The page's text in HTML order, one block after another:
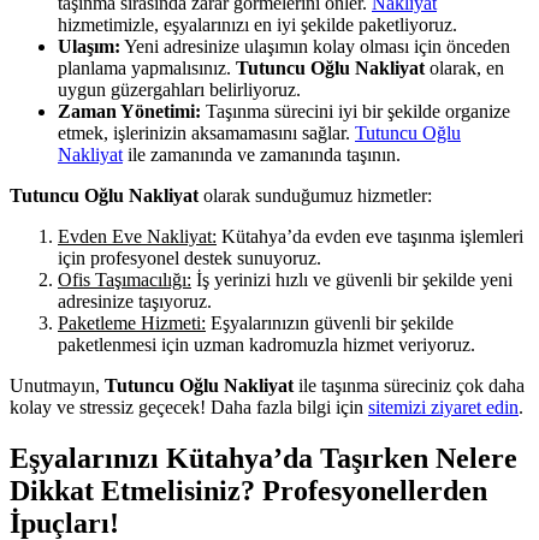
hizmetimizle, eşyalarınızı en iyi şekilde paketliyoruz.
Ulaşım: Yeni adresinize ulaşımın kolay olması için önceden
planlama yapmalısınız. Tutuncu Oğlu Nakliyat olarak, en
uygun güzergahları belirliyoruz.
Zaman Yönetimi: Taşınma sürecini iyi bir şekilde organize
etmek, işlerinizin aksamamasını sağlar. Tutuncu Oğlu
Nakliyat ile zamanında ve zamanında taşının.
Tutuncu Oğlu Nakliyat olarak sunduğumuz hizmetler:
Evden Eve Nakliyat: Kütahya’da evden eve taşınma işlemleri
için profesyonel destek sunuyoruz.
Ofis Taşımacılığı: İş yerinizi hızlı ve güvenli bir şekilde yeni
adresinize taşıyoruz.
Paketleme Hizmeti: Eşyalarınızın güvenli bir şekilde
paketlenmesi için uzman kadromuzla hizmet veriyoruz.
Unutmayın, Tutuncu Oğlu Nakliyat ile taşınma süreciniz çok daha
kolay ve stressiz geçecek! Daha fazla bilgi için sitemizi ziyaret edin.
Eşyalarınızı Kütahya’da Taşırken Nelere
Dikkat Etmelisiniz? Profesyonellerden
İpuçları!